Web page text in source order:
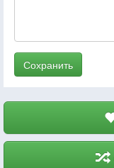
Сохранить